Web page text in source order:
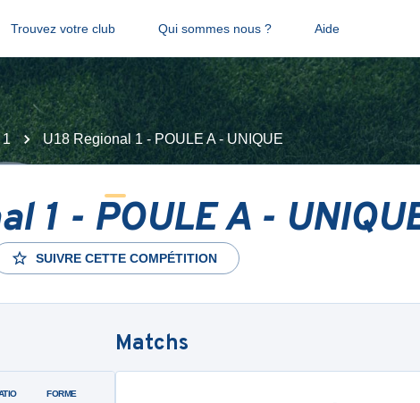
Trouvez votre club Qui sommes nous ? Aide
1 U18 Regional 1 - POULE A - UNIQUE
1 - POULE A -
SUIVRE CETTE COMPÉTITION
FORME
Matchs